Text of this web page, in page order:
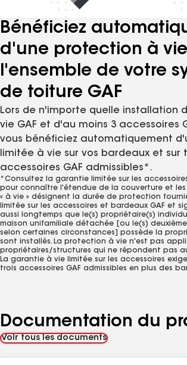
propriétaires ou structures. La couverture à
exige l'utilisation de bardeaux à vie GAF
couverture à vie des bardeaux et des
l'utilisation de tout bardeau à vie GAF et de 3
admissibles. Voir laGarantie limitée pour
connaître l’étendue de la protection et les
gaf.com/LRS pour connaître les produits GAF
installations non admissibles à la
Garantie
toiture GAF
, voir la
Garantie limitée sur les
GAF. Visitez gaf.com/LRS pour connaître les
Le feutre-toiture synthétique FeltBusterMD a
Good Housekeeping (États-Unis seulement).
La résistance aux UV de quatre-vingt-dix
essais normalisés, qui sont réalisés pour
se dégradera pas physiquement lorsqu'il est
ne concerne PAS la résistance à l'eau, à la
feutre-toiture synthétique FeltBuster
MD
est
PAS IMPERMÉABLE. NE PAS UTILISER le feutre-
Feltbuster
MD
comme un toit temporaire pour
Bénéficiez
d'une protection à
l'ensemble de votre
de toiture GAF
Lors de n'importe quelle installation
vie GAF et d'au moins 3 accessoires
vous bénéficiez automatiquement
limitée à vie sur vos bardeaux et sur
accessoires GAF admissibles*.
*Consultez la garantie limitée sur les
pour connaître l'étendue de la couverture et les
« à vie » désignent la durée de protection
limitée sur les accessoires et bardeaux GAF et
aussi longtemps que le(s) propriétaire(s)
maison unifamiliale détachée [ou le(s)
selon certaines circonstances] possède la
sont installés. La protection à vie n'est pas
propriétaires/structures qui ne répondent pas
La garantie à vie limitée sur les accessoires
trois accessoires GAF admissibles en plus des
Documentation du
Voir tous les documents